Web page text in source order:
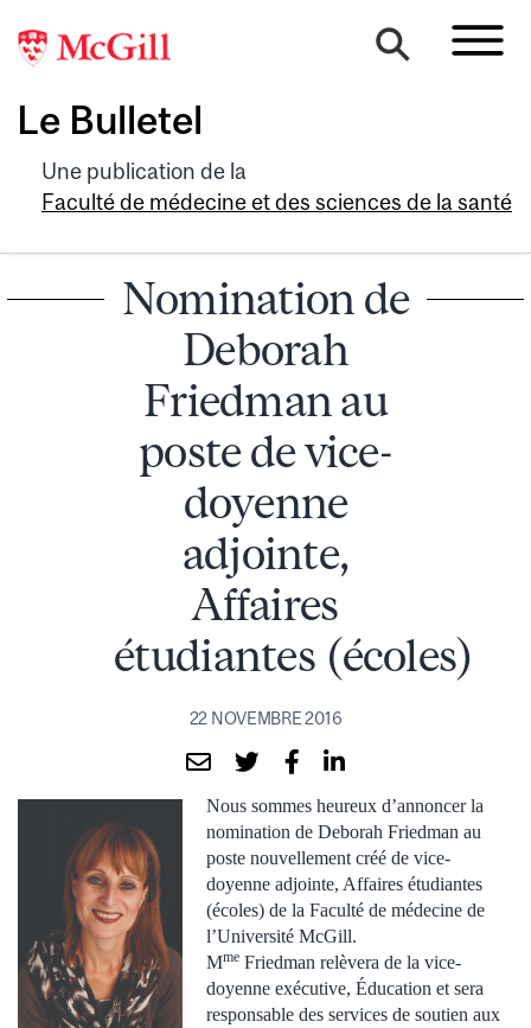
Le Bulletel
Une publication de la
Faculté de médecine et des sciences de la santé
Nomination de
Deborah
Friedman au
poste de vice-
doyenne
adjointe,
Affaires
étudiantes (écoles)
22 NOVEMBRE 2016
Nous sommes heureux d’annoncer la
nomination de Deborah Friedman au
poste nouvellement créé de vice-
doyenne adjointe, Affaires étudiantes
(écoles) de la Faculté de médecine de
l’Université McGill.
Mme Friedman relèvera de la vice-
doyenne exécutive, Éducation et sera
responsable des services de soutien aux